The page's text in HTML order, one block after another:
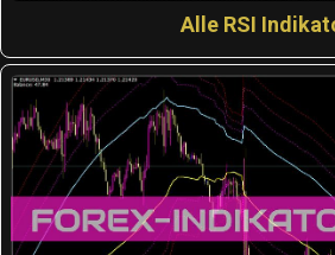
Alle RSI